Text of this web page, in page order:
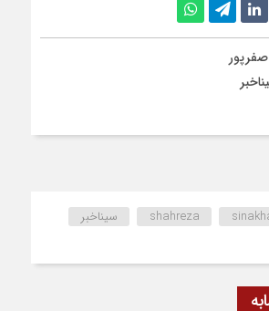
shahreza
سیناخبر